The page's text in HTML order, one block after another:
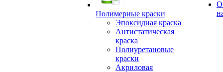
Полимерные краски
Эпоксидная краска
Антистатическая
краска
Полиуретановые
краски
Акриловая